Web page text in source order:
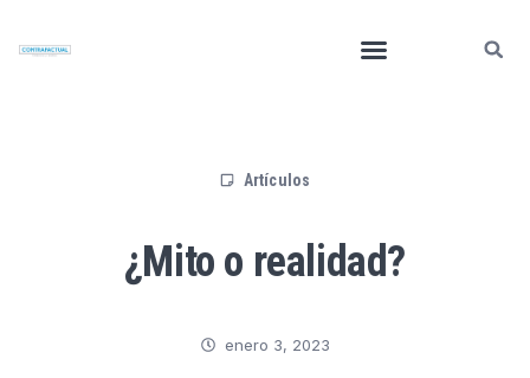
Artículos
¿Mito o realidad?
enero 3, 2023